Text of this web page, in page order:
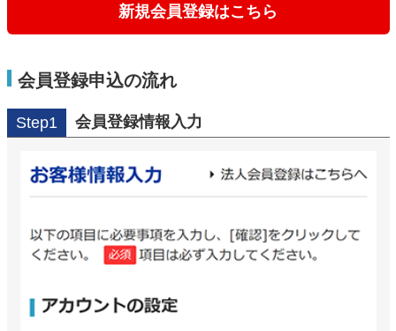
新規会員登録はこちら
会員登録申込の流れ
Step1 会員登録情報入力